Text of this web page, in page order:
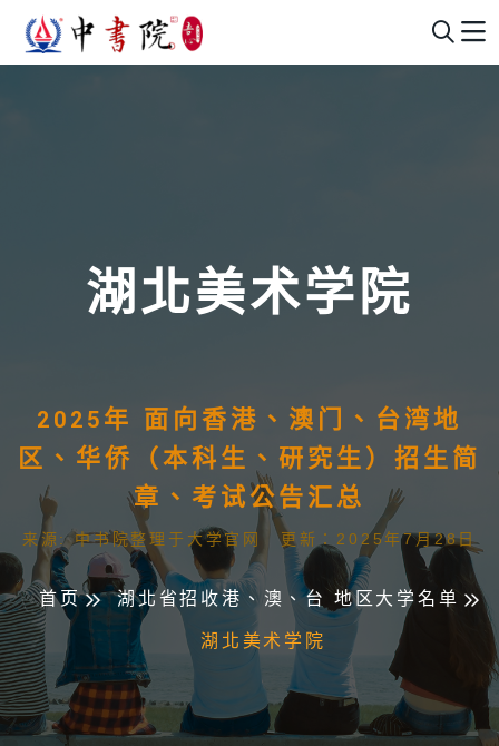
湖北美术学院
2025年 面向香港、澳门、台湾地
区、华侨（本科生、研究生）招生简
章、考试公告汇总
来源: 中书院整理于大学官网 更新：2025年7月28日
首页 湖北省招收港、澳、台 地区大学名单
湖北美术学院